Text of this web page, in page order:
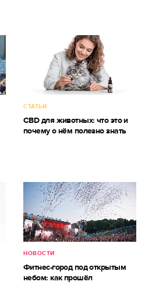
СТАТЬИ
CBD для животных: что это и
почему о нём полезно знать
НОВОСТИ
Фитнес-город под открытым
небом: как прошёл